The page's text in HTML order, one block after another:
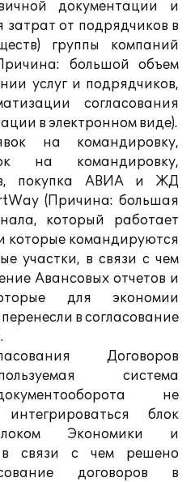
документации и
затрат от подрядчиков в
группы компаний
большой объем
услуг и подрядчиков,
согласования
в электронном виде).
на командировку,
на командировку,
покупка АВИА и ЖД
(Причина: большая
который работает
которые командируются
участки, в связи с чем
Авансовых отчетов и
для экономии
в согласование
Договоров
система
не
блок
Экономики и
в связи с чем решено
договоров в